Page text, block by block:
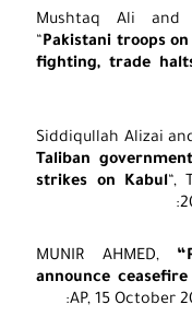
Mushtaq Ali and
“Pakistani troops
fighting, trade
Taliban
strikes on Kabul“,
announce
AP, 15 October